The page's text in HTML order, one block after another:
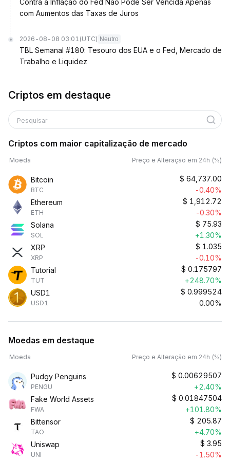
Contra a Inflação do Fed Não Pode Ser Vencida Apenas
com Aumentos das Taxas de Juros
2026-08-08 03:01 (UTC) Neutro
TBL Semanal #180: Tesouro dos EUA e o Fed, Mercado de
Trabalho e Liquidez
Criptos em destaque
Pesquisar
Criptos com maior capitalização de mercado
Moeda Preço e Alteração em 24h (%)
Bitcoin
BTC
$ 64,737.00
-0.40%
Ethereum
ETH
$ 1,912.72
-0.30%
Solana
SOL
$ 75.93
+1.30%
XRP
XRP
$ 1.035
-0.10%
Tutorial
TUT
$ 0.175797
+248.70%
USD1
USD1
$ 0.999524
0.00%
Moedas em destaque
Moeda Preço e Alteração em 24h (%)
Pudgy Penguins
PENGU
$ 0.00629507
+2.40%
Fake World Assets
FWA
$ 0.01847504
+101.80%
Bittensor
TAO
$ 205.87
+4.70%
Uniswap
UNI
$ 3.95
-1.50%